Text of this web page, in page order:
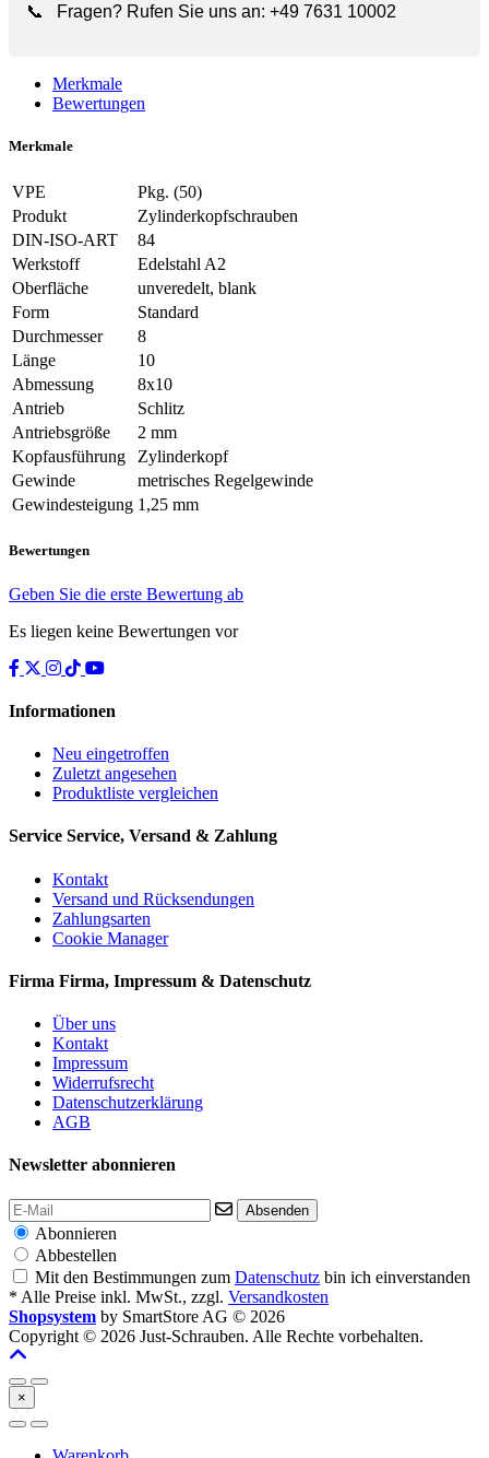
📞
Fragen? Rufen Sie uns an: +49 7631 10002
Merkmale
Bewertungen
Merkmale
VPE
Pkg. (50)
Produkt
Zylinderkopfschrauben
DIN-ISO-ART
84
Werkstoff
Edelstahl A2
Oberfläche
unveredelt, blank
Form
Standard
Durchmesser
8
Länge
10
Abmessung
8x10
Antrieb
Schlitz
Antriebsgröße
2 mm
Kopfausführung
Zylinderkopf
Gewinde
metrisches Regelgewinde
Gewindesteigung 1,25 mm
Bewertungen
Geben Sie die erste Bewertung ab
Es liegen keine Bewertungen vor
Informationen
Neu eingetroffen
Zuletzt angesehen
Produktliste vergleichen
Service Service, Versand & Zahlung
Kontakt
Versand und Rücksendungen
Zahlungsarten
Cookie Manager
Firma Firma, Impressum & Datenschutz
Über uns
Kontakt
Impressum
Widerrufsrecht
Datenschutzerklärung
AGB
Newsletter abonnieren
Absenden
Abonnieren
Abbestellen
Mit den Bestimmungen zum Datenschutz bin ich einverstanden
* Alle Preise inkl. MwSt., zzgl. Versandkosten
Shopsystem by SmartStore AG © 2026
Copyright © 2026 Just-Schrauben. Alle Rechte vorbehalten.
×